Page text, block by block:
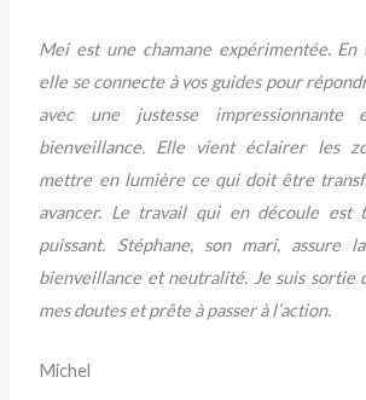
Mei est une chamane expérimentée.
elle se connecte à vos guides pour
avec une justesse impressionnante
bienveillance. Elle vient éclairer les
mettre en lumière ce qui doit être
avancer. Le travail qui en découle est
puissant. Stéphane, son mari, assure
bienveillance et neutralité. Je suis sortie
mes doutes et prête à passer à l’action.
Michel